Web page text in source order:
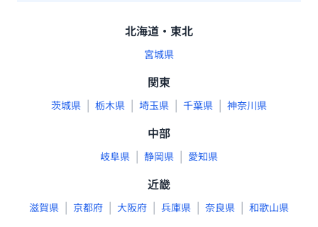
北海道・東北
宮城県
関東
茨城県 | 栃木県 | 埼玉県 | 千葉県 | 神奈川県
中部
岐阜県 | 静岡県 | 愛知県
近畿
滋賀県 | 京都府 | 大阪府 | 兵庫県 | 奈良県 | 和歌山県